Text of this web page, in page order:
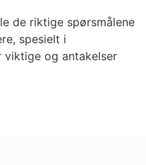
de riktige spørsmålene
spesielt i
viktige og antakelser